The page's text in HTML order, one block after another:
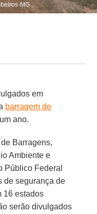
MG
em
barragem de
ano.
Barragens,
Ambiente e
Público Federal
de segurança de
16 estados
serão divulgados